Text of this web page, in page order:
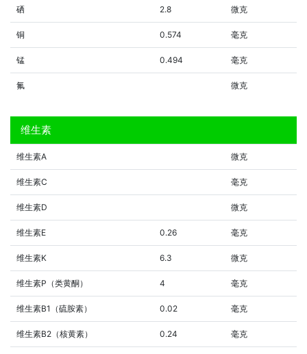
硒 2.8 微克
铜 0.574 毫克
锰 0.494 毫克
氟 微克
维生素
维生素A 微克
维生素C 毫克
维生素D 微克
维生素E 0.26 毫克
维生素K 6.3 微克
维生素P（类黄酮） 4 毫克
维生素B1（硫胺素） 0.02 毫克
维生素B2（核黄素） 0.24 毫克